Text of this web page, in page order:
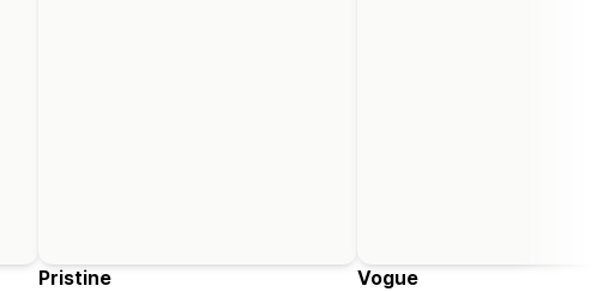
Pristine Vogue